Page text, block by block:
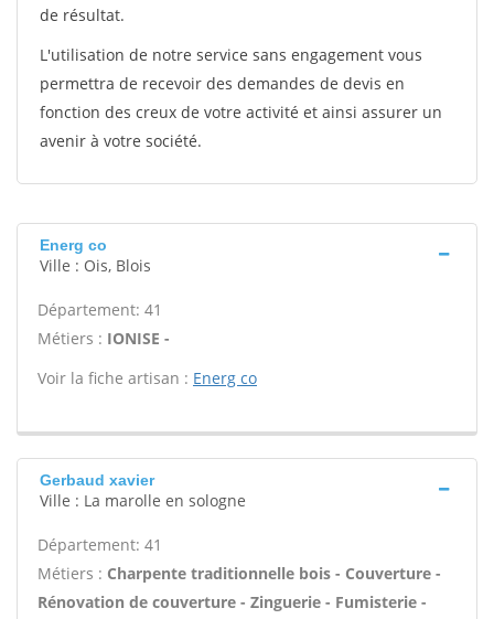
de résultat.
L'utilisation de notre service sans engagement vous
permettra de recevoir des demandes de devis en
fonction des creux de votre activité et ainsi assurer un
avenir à votre société.
Energ co
Ville : Ois, Blois
Département: 41
Métiers : IONISE -
Voir la fiche artisan : Energ co
Gerbaud xavier
Ville : La marolle en sologne
Département: 41
Métiers : Charpente traditionnelle bois - Couverture -
Rénovation de couverture - Zinguerie - Fumisterie -